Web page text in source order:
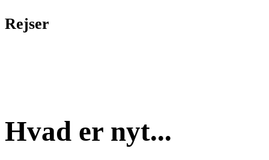
Rejser
Hvad er nyt...